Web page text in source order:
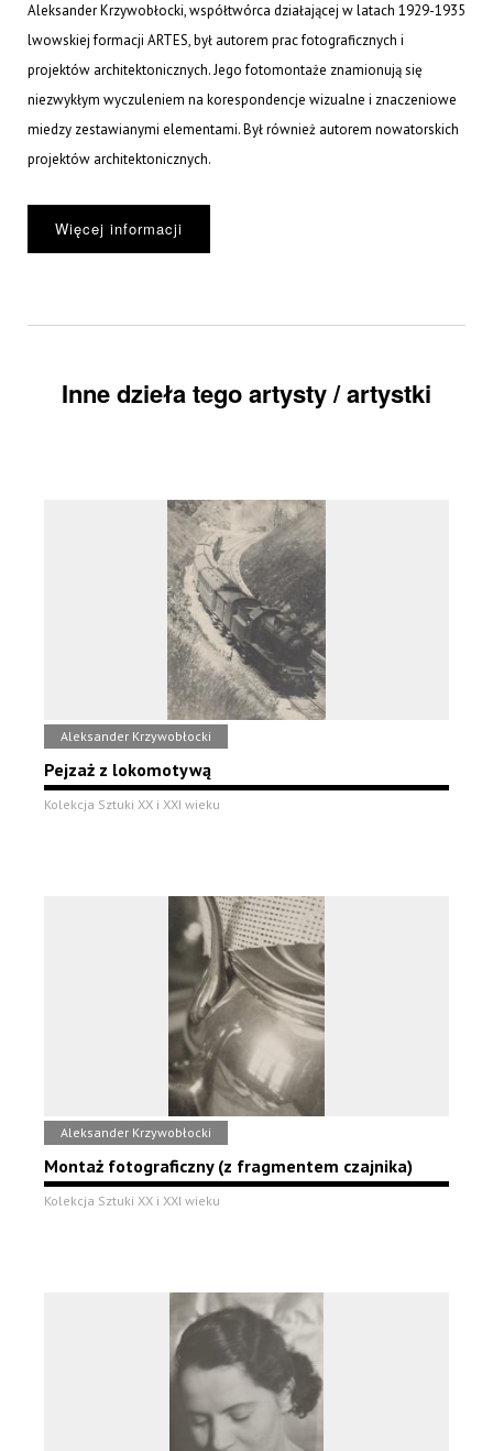
Aleksander Krzywobłocki, współtwórca działającej w latach 1929-1935
lwowskiej formacji ARTES, był autorem prac fotograficznych i
projektów architektonicznych. Jego fotomontaże znamionują się
niezwykłym wyczuleniem na korespondencje wizualne i znaczeniowe
miedzy zestawianymi elementami. Był również autorem nowatorskich
projektów architektonicznych.
Więcej informacji
Inne dzieła tego artysty / artystki
Aleksander Krzywobłocki
Pejzaż z lokomotywą
Kolekcja Sztuki XX i XXI wieku
Aleksander Krzywobłocki
Montaż fotograficzny (z fragmentem czajnika)
Kolekcja Sztuki XX i XXI wieku